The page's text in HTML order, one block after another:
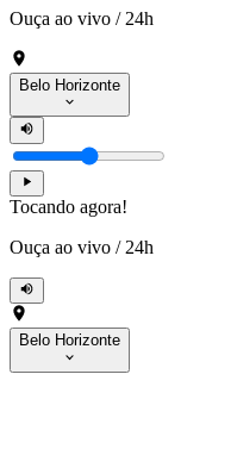
Ouça ao vivo / 24h
Belo Horizonte
Tocando agora!
Ouça ao vivo / 24h
Belo Horizonte